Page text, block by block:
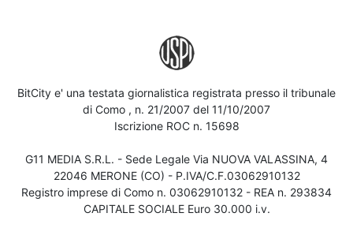
BitCity e' una testata giornalistica registrata presso il tribunale
di Como , n. 21/2007 del 11/10/2007
Iscrizione ROC n. 15698
G11 MEDIA S.R.L. - Sede Legale Via NUOVA VALASSINA, 4
22046 MERONE (CO) - P.IVA/C.F.03062910132
Registro imprese di Como n. 03062910132 - REA n. 293834
CAPITALE SOCIALE Euro 30.000 i.v.